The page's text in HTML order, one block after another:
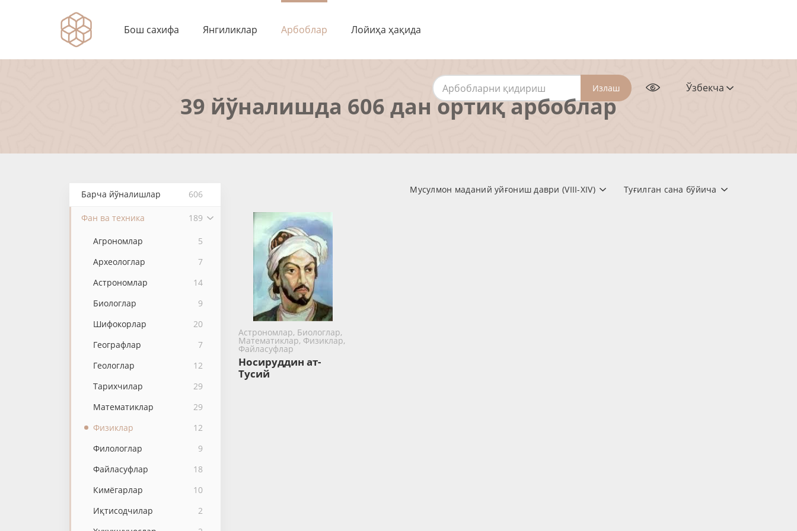
Бош сахифа Янгиликлар Арбоблар Лойиҳа ҳақида
Излаш Ўзбекча
39 йўналишда 606 дан ортиқ арбоблар
Барча йўналишлар 606
Фан ва техника 189
Агрономлар
5
Археологлар
7
Астрономлар
14
Биологлар
9
Шифокорлар
20
Географлар
7
Геологлар
12
Тарихчилар
29
Математиклар
29
Физиклар
12
Филологлар
9
Файласуфлар
18
Кимёгарлар
10
Иқтисодчилар
2
Туғилган сана бўйича
Мусулмон маданий уйғониш даври (VIII-XIV)
Астрономлар, Биологлар,
Математиклар, Физиклар,
Файласуфлар
Носируддин ат-
Тусий